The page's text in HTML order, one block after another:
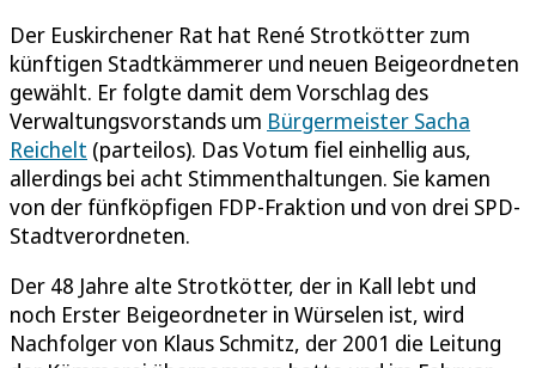
Der Euskirchener Rat hat René Strotkötter zum
künftigen Stadtkämmerer und neuen Beigeordneten
gewählt. Er folgte damit dem Vorschlag des
Verwaltungsvorstands um Bürgermeister Sacha
Reichelt (parteilos). Das Votum fiel einhellig aus,
allerdings bei acht Stimmenthaltungen. Sie kamen
von der fünfköpfigen FDP-Fraktion und von drei SPD-
Stadtverordneten.
Der 48 Jahre alte Strotkötter, der in Kall lebt und
noch Erster Beigeordneter in Würselen ist, wird
Nachfolger von Klaus Schmitz, der 2001 die Leitung